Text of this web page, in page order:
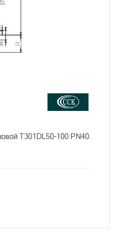
T301DL50-100 PN40.